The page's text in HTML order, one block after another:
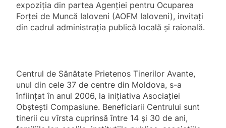
expoziţia din partea Agenţiei pentru Ocuparea
Forţei de Muncă Ialoveni (AOFM Ialoveni), invitați
din cadrul administrația publică locală și raională.
Centrul de Sănătate Prietenos Tinerilor Avante,
unul din cele 37 de centre din Moldova, s-a
înființat în anul 2006, la inițiativa Asociației
Obștești Compasiune. Beneficiarii Centrului sunt
tinerii cu vîrsta cuprinsă între 14 și 30 de ani,